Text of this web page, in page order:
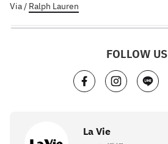
Via / Ralph Lauren
FOLLOW US
La Vie